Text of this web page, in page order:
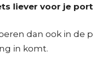
liever voor je
dan ook in
in komt.